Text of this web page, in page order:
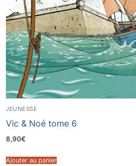
JEUNESSE
Vic & Noé tome 6
8,90€
Ajouter au panier